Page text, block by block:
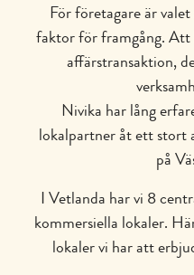
För företagare är
faktor för framgång. Att
affärstransaktion,
Nivika har lång
lokalpartner åt ett stort
på
I Vetlanda har vi 8
kommersiella lokaler.
lokaler vi har att